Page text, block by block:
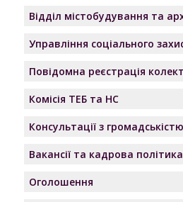
Відділ містобудування та
Управління соціального
Повідомна реєстрація
Комісія ТЕБ та НС
Консультації з громадськістю
Вакансії та кадрова політика
Оголошення